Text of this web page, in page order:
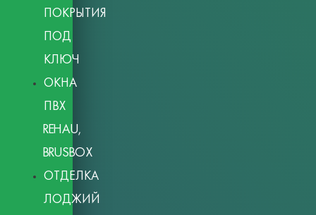
ПОКРЫТИЯ
ПОД
КЛЮЧ
ОКНА
ПВХ
REHAU,
BRUSBOX
ОТДЕЛКА
ЛОДЖИЙ